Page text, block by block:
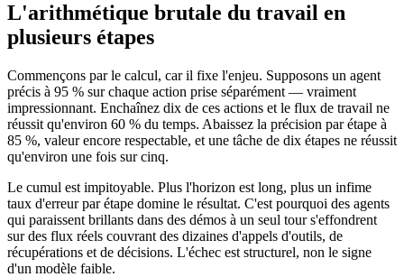
L'arithmétique brutale du travail en
plusieurs étapes
Commençons par le calcul, car il fixe l'enjeu. Supposons un agent
précis à 95 % sur chaque action prise séparément — vraiment
impressionnant. Enchaînez dix de ces actions et le flux de travail ne
réussit qu'environ 60 % du temps. Abaissez la précision par étape à
85 %, valeur encore respectable, et une tâche de dix étapes ne réussit
qu'environ une fois sur cinq.
Le cumul est impitoyable. Plus l'horizon est long, plus un infime
taux d'erreur par étape domine le résultat. C'est pourquoi des agents
qui paraissent brillants dans des démos à un seul tour s'effondrent
sur des flux réels couvrant des dizaines d'appels d'outils, de
récupérations et de décisions. L'échec est structurel, non le signe
d'un modèle faible.